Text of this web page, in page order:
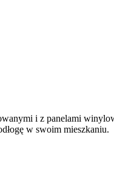
i z panelami
w swoim mieszkaniu.